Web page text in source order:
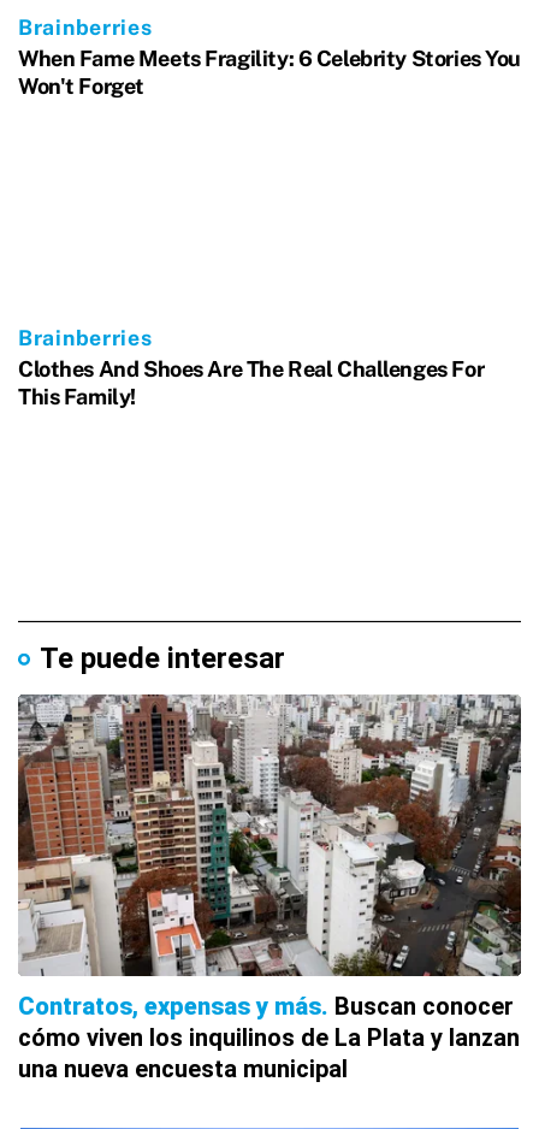
Te puede interesar
Contratos, expensas y más Buscan conocer
cómo viven los inquilinos de La Plata y lanzan
una nueva encuesta municipal